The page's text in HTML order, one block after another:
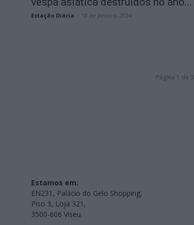
Estação Diária 18 de Janeiro, 2024
Página 1 de 3
Estamos em:
EN231, Palácio do Gelo Shopping,
Piso 3, Loja 321,
3500-606 Viseu